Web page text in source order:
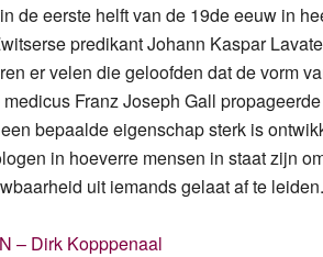
de eerste helft van de 19de eeuw in
predikant Johann Kaspar
er velen die geloofden dat de vorm
Franz Joseph Gall
bepaalde eigenschap sterk is
in hoeverre mensen in staat zijn
uit iemands gelaat af te leiden.
– Dirk Kopppenaal